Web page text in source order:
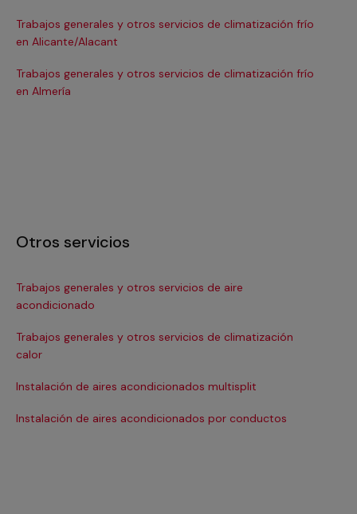
Trabajos generales y otros servicios de climatización frío
en Alicante/Alacant
Trabajos generales y otros servicios de climatización frío
en Almería
Otros servicios
Trabajos generales y otros servicios de aire
acondicionado
Trabajos generales y otros servicios de climatización
calor
Instalación de aires acondicionados multisplit
Instalación de aires acondicionados por conductos